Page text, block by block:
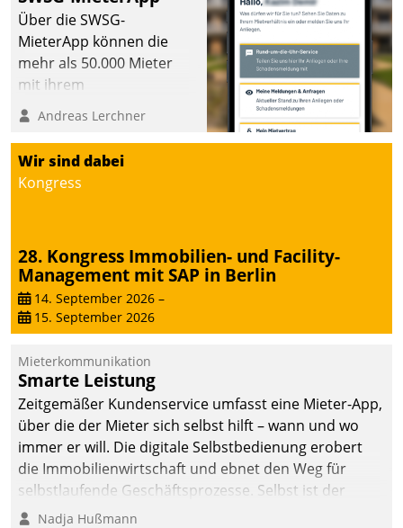
Über die SWSG-
MieterApp können die
mehr als 50.000 Mieter
mit ihrem
Wohnungsunternehmen
kommunizieren, auf dem
Laufenden bleiben, Daten
einsehen und ändern
oder
Uhr.
Andreas Lerchner
Wir sind dabei
Kongress
28. Kongress Immobilien- und Facility-
Management mit SAP in Berlin
14. September 2026 –
15. September 2026
Mieterkommunikation
Smarte Leistung
Zeitgemäßer Kundenservice umfasst eine Mieter-App,
über die der Mieter sich selbst hilft – wann und wo
immer er will. Die digitale Selbstbedienung erobert
die Immobilienwirtschaft und ebnet den Weg für
selbstlaufende Geschäftsprozesse. Selbst ist der
Kunde und smart der Serviceanbieter.
Nadja Hußmann